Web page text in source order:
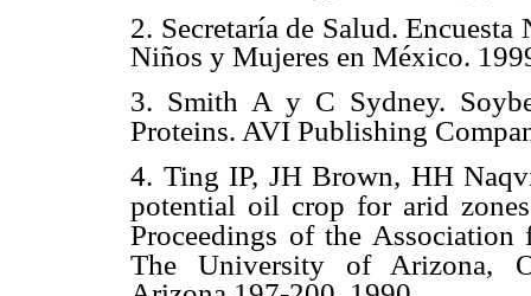
2. Secretaría de Salud.
Niños y Mujeres en México.
3. Smith A y C Sydney.
Proteins. AVI Publishing
4. Ting IP, JH Brown, HH
potential oil crop for arid
Proceedings of the Association
The University of Arizona,